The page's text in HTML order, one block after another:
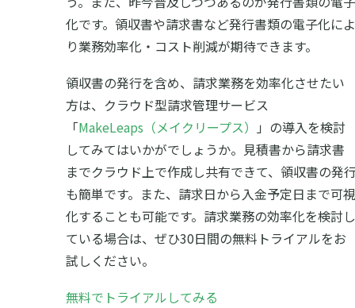
化です。領収書や請求書など発行書類の電子化によ
り業務効率化・コスト削減が期待できます。
領収書の発行を含め、請求業務を効率化させたい
方は、クラウド型請求管理サービス
「MakeLeaps（メイクリープス）
」の導入を検討
してみてはいかがでしょうか。見積書から請求書
までクラウド上で作成し共有できて、領収書の発
も簡単です。また、請求日から入金予定日まで可視
化することも可能です。請求業務の効率化を検討し
ている場合は、ぜひ30日間の無料トライアルをお
試しください。
無料でトライアルしてみる